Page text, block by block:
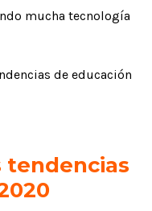
mucha tecnología
de educación
tendencias